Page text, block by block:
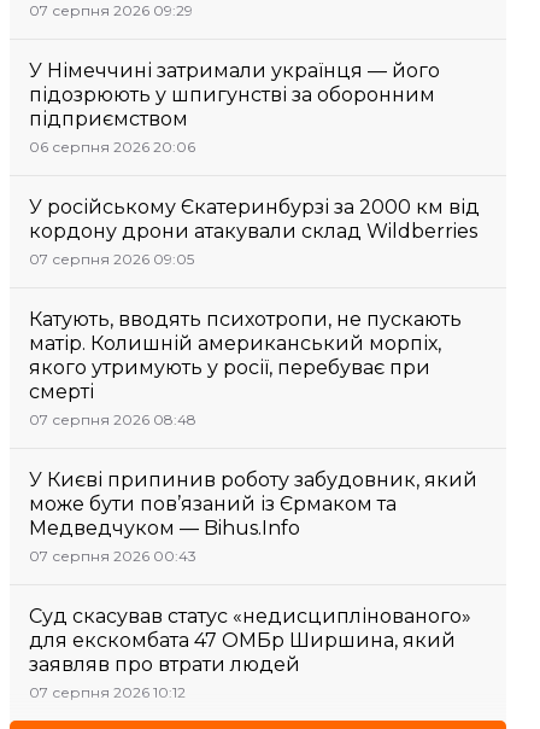
07 серпня 2026 09:29
У Німеччині затримали українця — його
підозрюють у шпигунстві за оборонним
підприємством
06 серпня 2026 20:06
У російському Єкатеринбурзі за 2000 км від
кордону дрони атакували склад Wildberries
07 серпня 2026 09:05
Катують, вводять психотропи, не пускають
матір. Колишній американський морпіх,
якого утримують у росії, перебуває при
смерті
07 серпня 2026 08:48
У Києві припинив роботу забудовник, який
може бути пов’язаний із Єрмаком та
Медведчуком — Bihus.Info
07 серпня 2026 00:43
Суд скасував статус «недисциплінованого»
для екскомбата 47 ОМБр Ширшина, який
заявляв про втрати людей
07 серпня 2026 10:12